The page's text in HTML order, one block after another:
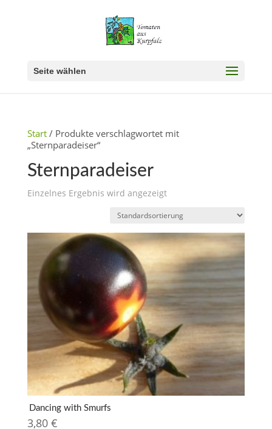
Seite wählen
Start/ Produkte verschlagwortet mit
„Sternparadeiser“
Sternparadeiser
Einzelnes Ergebnis wird angezeigt
Dancing with Smurfs
3,80 €